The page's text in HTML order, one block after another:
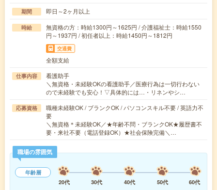
期間 即日～2ヶ月以上
時給
無資格の方：時給1300円～1625円 / 介護福祉士：時給1550
円～1937円 / 初任者以上：時給1450円～1812円
交通費
全額支給
仕事内容
看護助手
＼無資格・未経験OKの看護助手／医療行為は一切行わない
ので未経験でも安心！▽具体的には…・リネンやシ…
応募資格
職種未経験OK / ブランクOK / パソコンスキル不要 / 英語力不
要
＼無資格＊未経験OK／★年齢不問・ブランクOK★履歴書不
要・来社不要（電話登録OK）★社会保険完備＼…
職場の雰囲気
年齢層
20代
30代 40代 50代
60代